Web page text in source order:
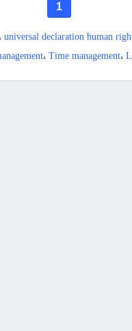
1
universal declaration human
، Time management،